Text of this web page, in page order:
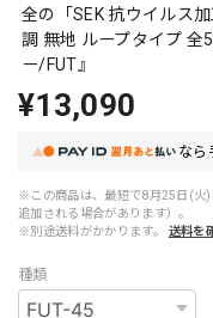
全の「SEK 抗ウイルス
調 無地 ループタイプ 全
ー/FUT』
¥13,090
なら
※この商品は、最短で8月25日(火)
追加される場合があります）。
※別途送料がかかります。
送料を
種類